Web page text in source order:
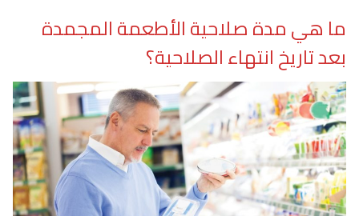
ما هي مدة صلاحية الأطعمة المجمدة
بعد تاريخ انتهاء الصلاحية؟